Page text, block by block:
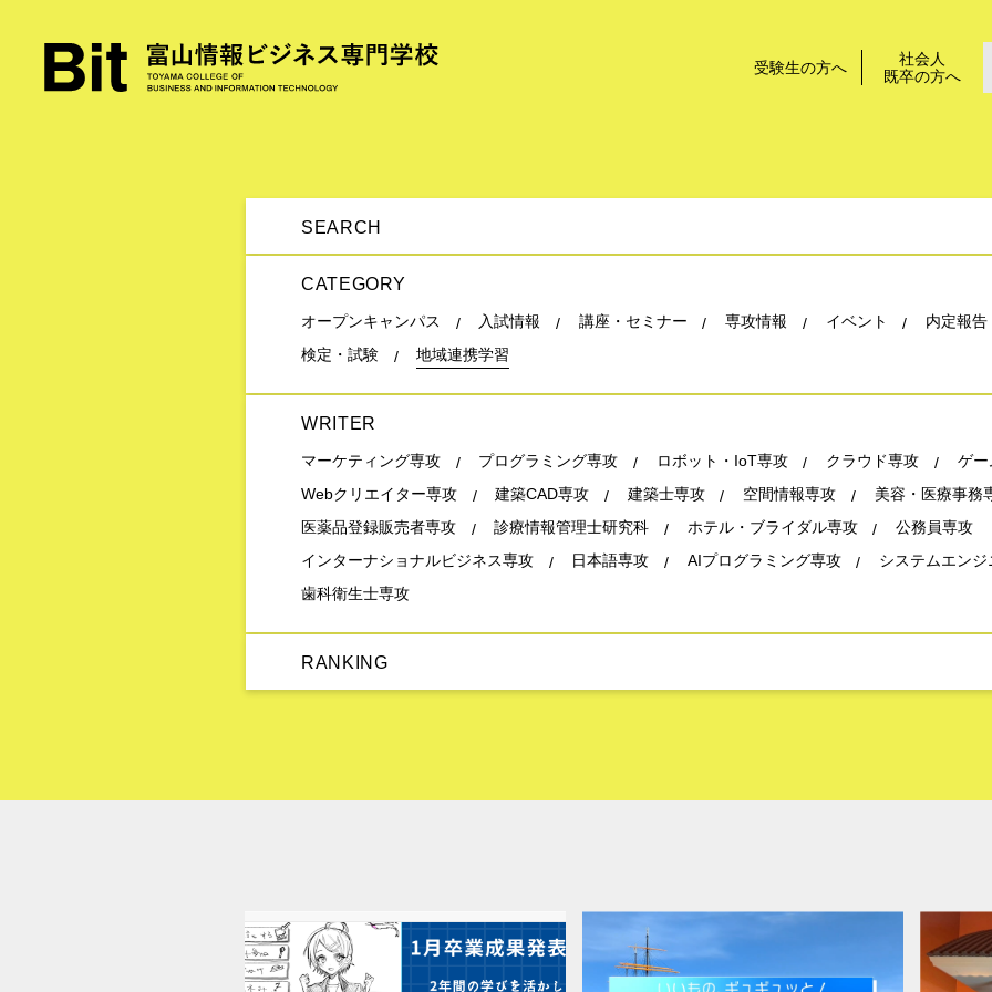
受験生の方へ
社会人
既卒の方へ
SEARCH
CATEGORY
オープンキャンパス 入試情報 講座・セミナー 専攻情報 イベント
内定報告
検定・試験
地域連携学習
WRITER
マーケティング専攻 プログラミング専攻 ロボット・IoT専攻 クラウド専攻
ゲー
Webクリエイター専攻
建築CAD専攻 建築士専攻 空間情報専攻
美容・医療事務
医薬品登録販売者専攻
診療情報管理士研究科 ホテル・ブライダル専攻
公務員専攻
インターナショナルビジネス専攻
日本語専攻 AIプログラミング専攻
システムエン
歯科衛生士専攻
RANKING